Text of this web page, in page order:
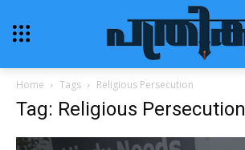
Home Tags Religious Persecution
Tag: Religious Persecution